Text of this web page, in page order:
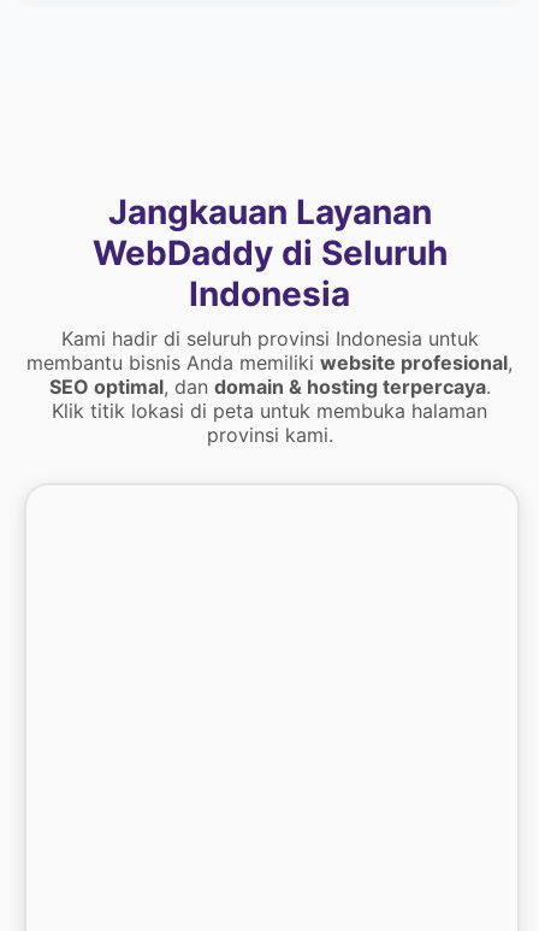
Jangkauan Layanan
WebDaddy di Seluruh
Indonesia
Kami hadir di seluruh provinsi Indonesia untuk
membantu bisnis Anda memiliki website profesional,
SEO optimal, dan domain & hosting terpercaya.
Klik titik lokasi di peta untuk membuka halaman
provinsi kami.